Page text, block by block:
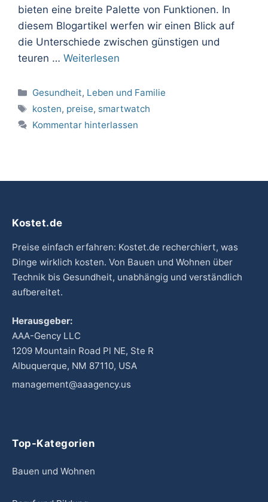
bieten eine breite Palette von Funktionen. In
diesem Blogartikel werfen wir einen Blick auf
die Unterschiede zwischen günstigen und
teuren … Weiterlesen
Kategorien
Gesundheit, Leben und Familie
Schlagwörter
kosten, preise, smartwatch
Kommentar hinterlassen
Kostet.de
Preise einfach erfahren: Kostet.de recherchiert, was
Dinge wirklich kosten. Von Bauen und Wohnen über
Technik bis Gesundheit, unabhängig und verständlich
aufbereitet.
Herausgeber:
AAA-Gency LLC
1209 Mountain Road Pl NE, Ste R
Albuquerque, NM 87110, USA
management@aaagency.us
Top-Kategorien
Bauen und Wohnen